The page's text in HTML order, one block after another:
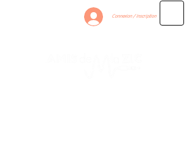
Connexion / Inscription